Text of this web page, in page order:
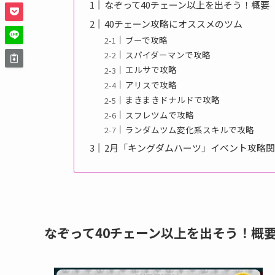
なぞって40チェーン以上を出そう！概要
40チェーン攻略にオススメのツム
ブーで攻略
スパイダーマンで攻略
エルサで攻略
アリスで攻略
まきまきドナルドで攻略
スフレツムで攻略
ランダムツム変化系スキルで攻略
2月「キングダムハーツ」イベント攻略
なぞって40チェーン以上を出そう！概